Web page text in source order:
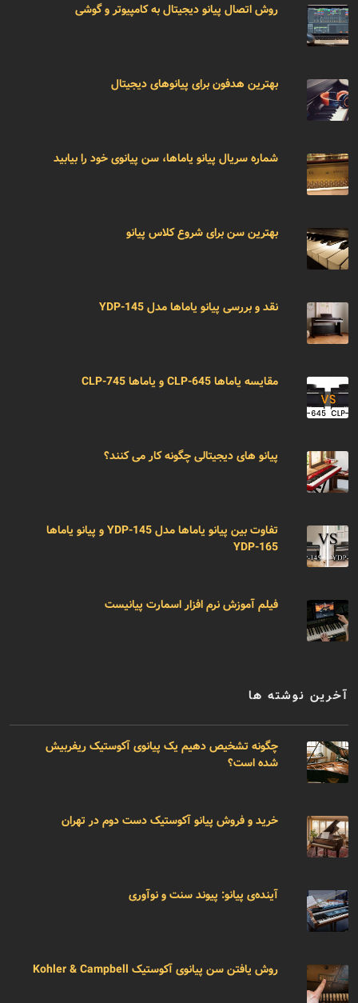
روش اتصال پیانو دیجیتال به کامپیوتر و گوشی
بهترین هدفون برای پیانوهای دیجیتال
شماره سریال پیانو یاماها، سن پیانوی خود را بیابید
بهترین سن برای شروع کلاس پیانو
نقد و بررسی پیانو یاماها مدل YDP-145
مقایسه یاماها CLP-645 و یاماها CLP-745
پیانو های دیجیتالی چگونه کار می کنند؟
تفاوت بین پیانو یاماها مدل YDP-145 و پیانو یاماها
YDP-165
فیلم آموزش نرم افزار اسمارت پیانیست
آخرین نوشته ها
چگونه تشخیص دهیم یک پیانوی آکوستیک ریفربیش
شده است؟
خرید و فروش پیانو آکوستیک دست دوم در تهران
آینده‌ی پیانو: پیوند سنت و نوآوری
روش یافتن سن پیانوی آکوستیک Kohler & Campbell